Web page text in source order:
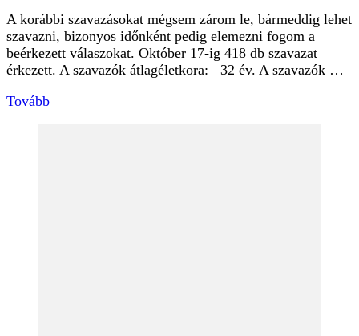
A korábbi szavazásokat mégsem zárom le, bármeddig lehet
szavazni, bizonyos időnként pedig elemezni fogom a
beérkezett válaszokat. Október 17-ig 418 db szavazat
érkezett. A szavazók átlagéletkora: 32 év. A szavazók …
Tovább